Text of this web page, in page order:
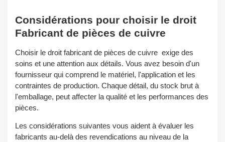
Considérations pour choisir le droit
Fabricant de pièces de cuivre
Choisir le droit fabricant de pièces de cuivre exige des
soins et une attention aux détails. Vous avez besoin d'un
fournisseur qui comprend le matériel, l'application et les
contraintes de production. Chaque détail, du stock brut à
l'emballage, peut affecter la qualité et les performances des
pièces.
Les considérations suivantes vous aident à évaluer les
fabricants au-delà des revendications au niveau de la